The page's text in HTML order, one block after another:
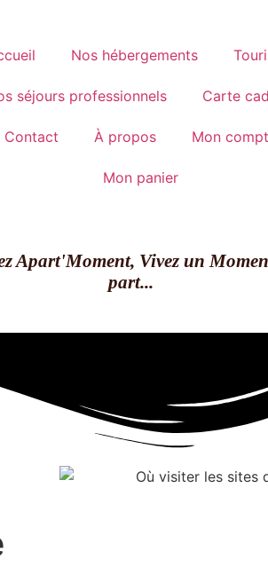
Nos hébergements
séjours professionnels Carte
Contact À propos Mon
Mon panier
Apart'Moment, Vivez un
part...